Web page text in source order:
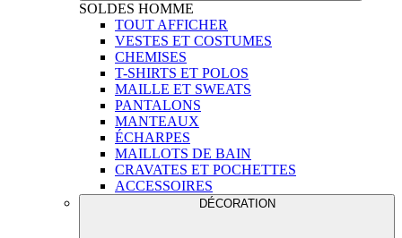
SOLDES HOMME
TOUT AFFICHER
VESTES ET COSTUMES
CHEMISES
T-SHIRTS ET POLOS
MAILLE ET SWEATS
PANTALONS
MANTEAUX
ÉCHARPES
MAILLOTS DE BAIN
CRAVATES ET POCHETTES
ACCESSOIRES
DÉCORATION